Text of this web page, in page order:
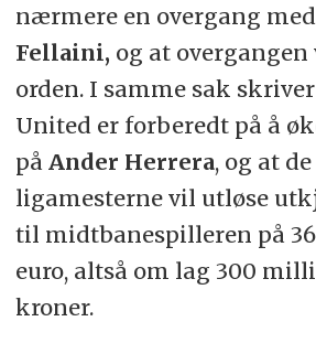
nærmere en overgang med
Fellaini, og at
orden. I samme sak
United er forberedt på å
på Ander Herrera, og at
ligamesterne vil utløse
til midtbanespilleren på
euro, altså om lag 300
kroner.